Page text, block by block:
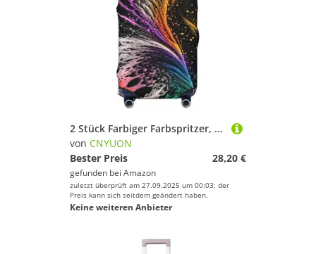
2 Stück Farbiger Farbspritzer, dick, elastisch, Gepäckschutzhülle, Reißverschluss, Anzug for 45,7–81,3 cm große Taschen, Kofferabdeckungen, Trolley-Abdeckung, Reisen(Black 05,M(22-24in))
von CNYUON
Bester Preis
28,20 €
gefunden bei Amazon
zuletzt überprüft am 27.09.2025 um 00:03; der
Preis kann sich seitdem geändert haben.
Keine weiteren Anbieter